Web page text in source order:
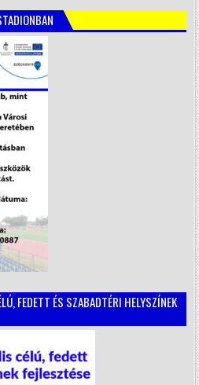
FEDETT ÉS SZABADTÉRI HELYSZÍNEK